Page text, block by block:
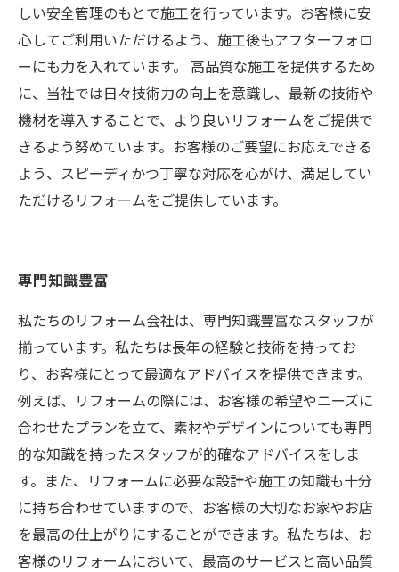
しい安全管理のもとで施工を行っています。お客様に安
心してご利用いただけるよう、施工後もアフターフォロ
ーにも力を入れています。 高品質な施工を提供するため
に、当社では日々技術力の向上を意識し、最新の技術や
機材を導入することで、より良いリフォームをご提供で
きるよう努めています。お客様のご要望にお応えできる
よう、スピーディかつ丁寧な対応を心がけ、満足してい
ただけるリフォームをご提供しています。
専門知識豊富
私たちのリフォーム会社は、専門知識豊富なスタッフが
揃っています。私たちは長年の経験と技術を持ってお
り、お客様にとって最適なアドバイスを提供できます。
例えば、リフォームの際には、お客様の希望やニーズに
合わせたプランを立て、素材やデザインについても専門
的な知識を持ったスタッフが的確なアドバイスをしま
す。また、リフォームに必要な設計や施工の知識も十分
に持ち合わせていますので、お客様の大切なお家やお店
を最高の仕上がりにすることができます。私たちは、お
客様のリフォームにおいて、最高のサービスと高い品質